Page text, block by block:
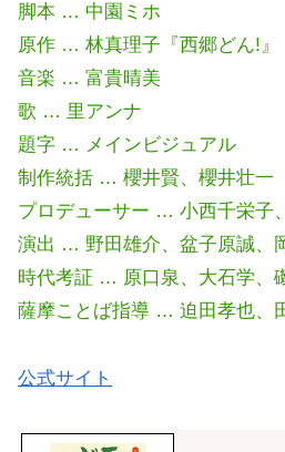
脚本 … 中園ミホ
原作 … 林真理子『西郷どん!』
音楽 … 富貴晴美
歌 … 里アンナ
題字 … メインビジュアル
制作統括 … 櫻井賢、櫻井壮一
プロデューサー … 小西千栄子
演出 … 野田雄介、盆子原誠、
時代考証 … 原口泉、大石学、
薩摩ことば指導 … 迫田孝也、
公式サイト